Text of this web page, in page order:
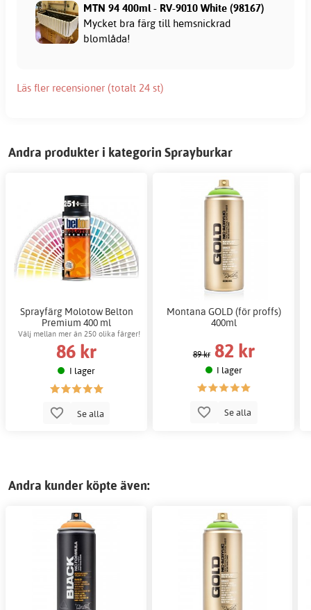
MTN 94 400ml - RV-9010 White (98167)
Mycket bra färg till hemsnickrad
blomlåda!
Läs fler recensioner (totalt 24 st)
Andra produkter i kategorin Sprayburkar
Sprayfärg Molotow Belton
Premium 400 ml
Välj mellan mer än 250 olika färger!
86 kr
I lager
Se alla
Montana GOLD (för proffs)
400ml
89 kr 82 kr
I lager
Se alla
Andra kunder köpte även: